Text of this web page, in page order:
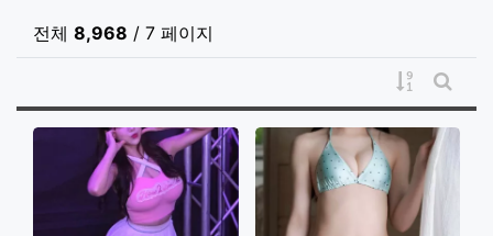
전체 8,968 / 7 페이지
게시물 정
게시